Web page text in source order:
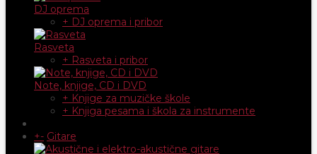
DJ oprema
+ DJ oprema i pribor
Rasveta
+ Rasveta i pribor
Note, knjige, CD i DVD
+ Knjige za muzičke škole
+ Knjiga pesama i škola za instrumente
+- Gitare